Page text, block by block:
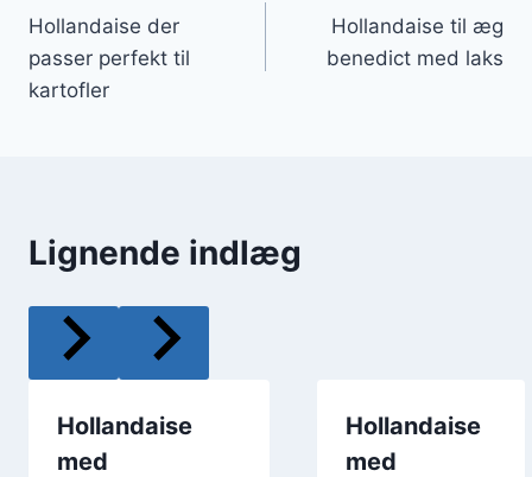
Hollandaise der
passer perfekt til
kartofler
Hollandaise til æg
benedict med laks
Lignende indlæg
Hollandaise
med
Hollandaise
med